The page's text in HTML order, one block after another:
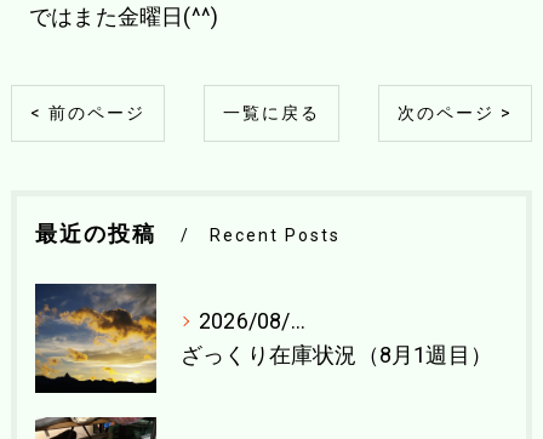
ではまた金曜日(^^)
< 前のページ 一覧に戻る 次のページ >
最近の投稿 Recent Posts
2026/08/04
ざっくり在庫状況（8月1週目）